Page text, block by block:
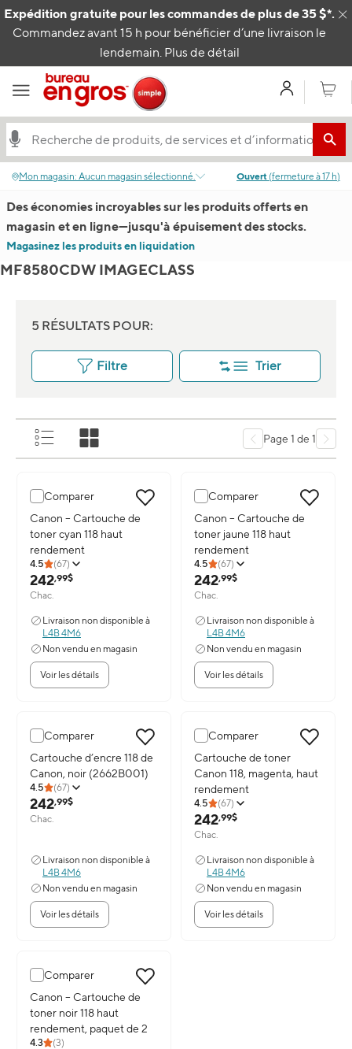
Expédition gratuite pour les commandes de plus de 35 $*.
Commandez avant 15 h pour bénéficier d’une livraison le
lendemain. Plus de détail
MonPanier
Passer au contenu
Mon magasin: Aucun magasin sélectionné. Ouvert (fermeture à17 h)
Des économies incroyables sur les produits offerts en
magasin et en ligne—jusqu'à épuisement des stocks.
Magasinez les produits en liquidation
MF8580CDW IMAGECLASS
5 RÉSULTATS POUR:
Filtre Trier
Page 1 de 1
Comparer
Image du produit: Canon – Cartouche de toner cyan 118 haut
Canon – Cartouche de
toner cyan 118 haut
rendement
4.5 (67)
242,99$
Chac.
Livraison non disponible à
L4B 4M6
Non vendu en magasin
Voir les détails
Comparer
Image du produit: Canon –
Canon – Cartouche de
toner jaune 118 haut
rendement
4.5 (67)
242,99$
Chac.
Livraison non disponible à
L4B 4M6
Non vendu en magasin
Voir les détails
Comparer
Image du produit: Cartouche d’encre 118 de Canon, noir
Cartouche d’encre 118 de
Canon, noir (2662B001)
4.5 (67)
242,99$
Chac.
Livraison non disponible à
L4B 4M6
Non vendu en magasin
Voir les détails
Comparer
Image du produit: Cartouche
Cartouche de toner
Canon 118, magenta, haut
rendement
4.5 (67)
242,99$
Chac.
Livraison non disponible à
L4B 4M6
Non vendu en magasin
Voir les détails
Comparer
Image du produit: Canon – Cartouche de toner noir 118 haut
Canon – Cartouche de
toner noir 118 haut
rendement, paquet de 2
4.3 (3)